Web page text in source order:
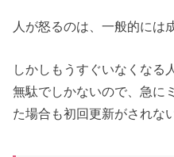
人が怒るのは、一般的には
しかしもうすぐいなくなる
無駄でしかないので、急に
た場合も初回更新がされな